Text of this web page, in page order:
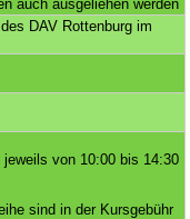
auch ausgeliehen werden
DAV Rottenburg im
von 10:00 bis 14:30
sind in der Kursgebühr